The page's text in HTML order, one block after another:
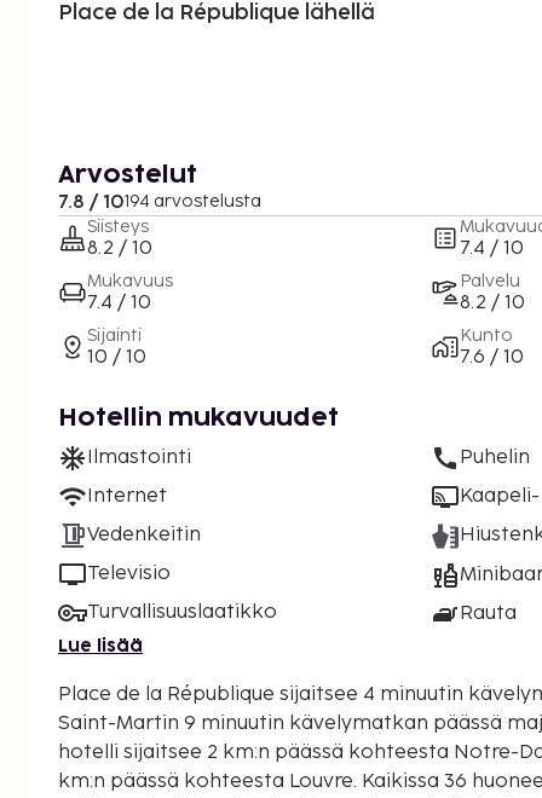
Place de la République lähellä
Arvostelut
7.8 / 10194 arvostelusta
Siisteys
8.2 / 10
Mukavuus
7.4 / 10
Sijainti
10 / 10
7.4 / 10
Palvelu
8.2 / 10
Kunto
7.6 / 10
Hotellin mukavuudet
Ilmastointi
Internet
Vedenkeitin
Televisio
Turvallisuuslaatikko
Puhelin
Rauta
Lue lisää
Place de la République sijaitsee 4 minuutin
Saint-Martin 9 minuutin kävelymatkan päässä
hotelli sijaitsee 2 km:n päässä kohteesta Notre-
km:n päässä kohteesta Louvre. Kaikissa 36